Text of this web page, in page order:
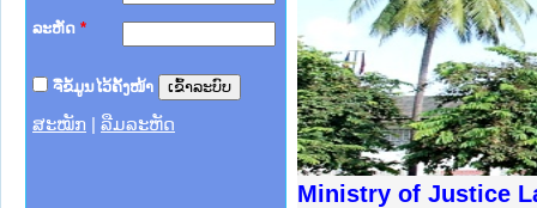
ລະຫັດ *
ຈື່ຂໍ້ມູນໄວ້ຄັ້ງໜ້າ
ສະໝັກ ລືມລະຫັດ
Ministry of Justice